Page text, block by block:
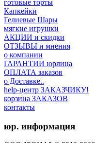
готовые торты
Капкейки
Гелиевые Шары
мягкие игрушки
АКЦИИ и скидки
ОТЗЫВЫ и мнения
о компании
ГАРАНТИИ юрлица
ОПЛАТА заказов
о Доставке..
help-центр ЗАКАЗЧИКУ!
корзина ЗАКАЗОВ
контакты
юр. информация